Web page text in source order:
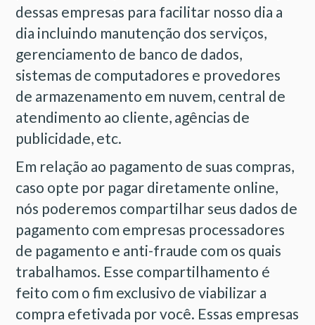
dessas empresas para facilitar nosso dia a
dia incluindo manutenção dos serviços,
gerenciamento de banco de dados,
sistemas de computadores e provedores
de armazenamento em nuvem, central de
atendimento ao cliente, agências de
publicidade, etc.
Em relação ao pagamento de suas compras,
caso opte por pagar diretamente online,
nós poderemos compartilhar seus dados de
pagamento com empresas processadores
de pagamento e anti-fraude com os quais
trabalhamos. Esse compartilhamento é
feito com o fim exclusivo de viabilizar a
compra efetivada por você. Essas empresas